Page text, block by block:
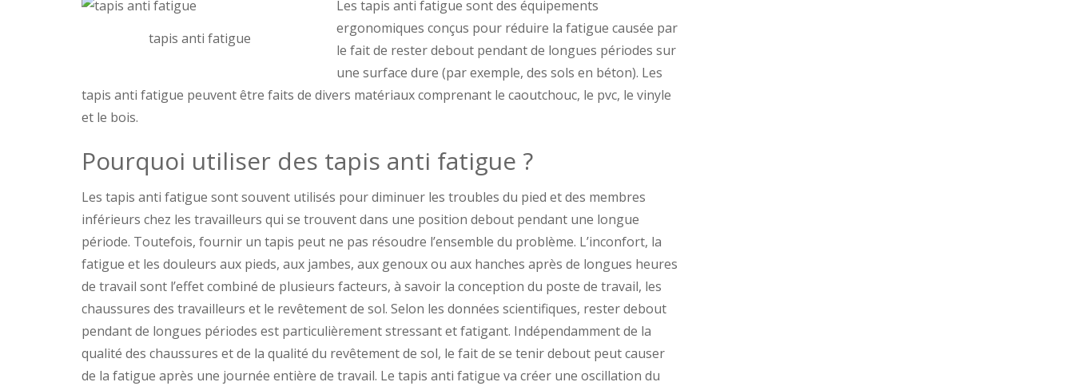
tapis anti fatigue
Les tapis anti fatigue sont des équipements
ergonomiques conçus pour réduire la fatigue causée par
le fait de rester debout pendant de longues périodes sur
une surface dure (par exemple, des sols en béton). Les
tapis anti fatigue peuvent être faits de divers matériaux comprenant le caoutchouc, le pvc, le vinyle
et le bois.
Pourquoi utiliser des tapis anti fatigue ?
Les tapis anti fatigue sont souvent utilisés pour diminuer les troubles du pied et des membres
inférieurs chez les travailleurs qui se trouvent dans une position debout pendant une longue
période. Toutefois, fournir un tapis peut ne pas résoudre l’ensemble du problème. L’inconfort, la
fatigue et les douleurs aux pieds, aux jambes, aux genoux ou aux hanches après de longues heures
de travail sont l’effet combiné de plusieurs facteurs, à savoir la conception du poste de travail, les
chaussures des travailleurs et le revêtement de sol. Selon les données scientifiques, rester debout
pendant de longues périodes est particulièrement stressant et fatigant. Indépendamment de la
qualité des chaussures et de la qualité du revêtement de sol, le fait de se tenir debout peut causer
de la fatigue après une journée entière de travail. Le tapis anti fatigue va créer une oscillation du